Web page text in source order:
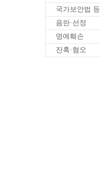
국가보안법 등
음란·선정
명예훼손
잔혹·혐오